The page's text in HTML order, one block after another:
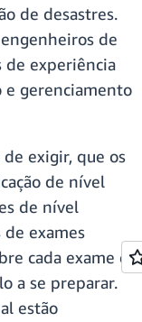
de desastres.
de
de experiência
e gerenciamento
exigir, que os
de nível
de nível
de exames
cada exame e
a se preparar.
estão